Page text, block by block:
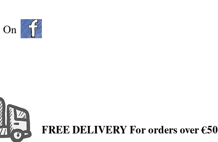
FREE DELIVERY For orders over €50
On